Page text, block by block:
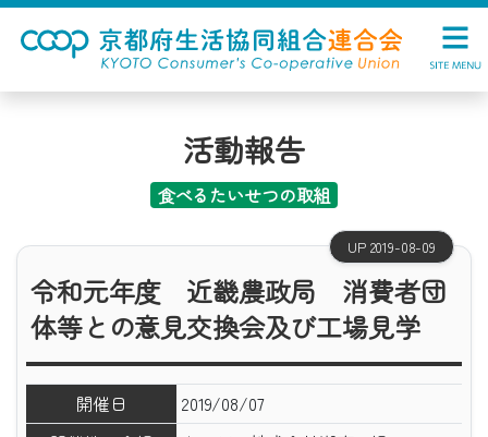
活動報告
食べるたいせつの取組
UP 2019-08-09
令和元年度 近畿農政局 消費者団
体等との意見交換会及び工場見学
開催日
2019/08/07